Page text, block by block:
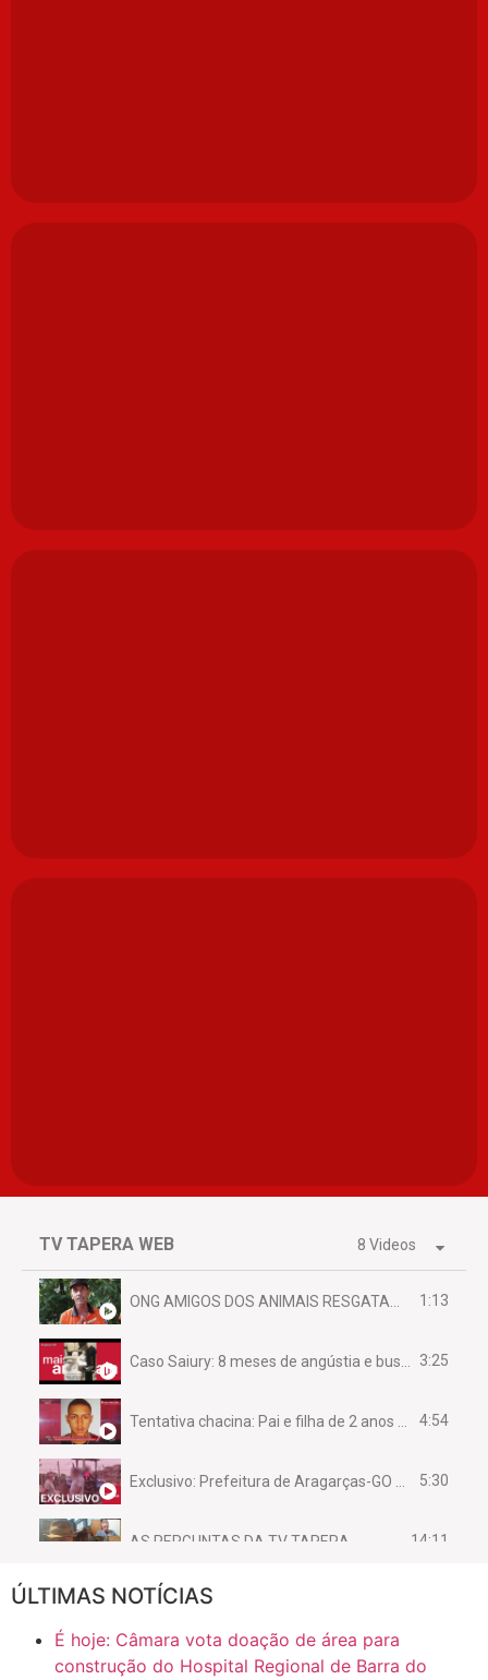
TV TAPERA WEB 8 Videos
1:13
3:25
4:54
5:30
AS PERGUNTAS DA TV TAPERA 14:11
CASO SAIURY - SEM CORTES
Mini Ginásio de Aragarças- Só a bo$ta 6:31
ÚLTIMAS NOTÍCIAS
É hoje: Câmara vota doação de área para
construção do Hospital Regional de Barra do